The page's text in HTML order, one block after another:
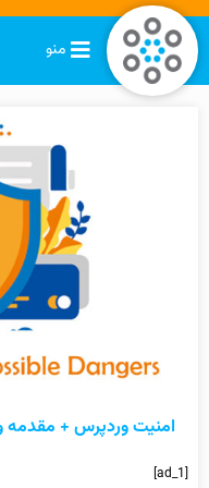
منو
امنیت وردپرس + مقدمه
[ad_1]